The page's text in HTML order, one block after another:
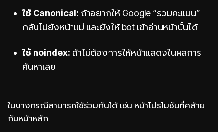
ใช้ Canonical: ถ้าอยากให้ Google “รวมคะแนน”
กลับไปยังหน้าแม่ และยังให้ bot เข้าอ่านหน้านั้นได้
ใช้ noindex: ถ้าไม่ต้องการให้หน้าแสดงในผลการ
ค้นหาเลย
ในบางกรณีสามารถใช้ร่วมกันได้ เช่น หน้าโปรโมชันที่คล้าย
กับหน้าหลัก